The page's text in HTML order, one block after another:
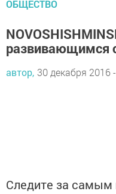
ОБЩЕСТВО
развивающимся
автор, 30 декабря 2016
Следите за